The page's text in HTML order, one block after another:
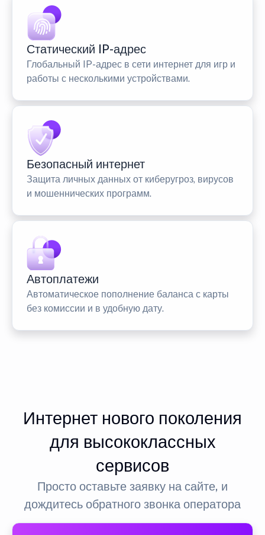
Статический IP-адрес
Глобальный IP-адрес в сети интернет для игр и
работы с несколькими устройствами.
Безопасный интернет
Защита личных данных от киберугроз, вирусов
и мошеннических программ.
Автоплатежи
Автоматическое пополнение баланса с карты
без комиссии и в удобную дату.
Интернет нового поколения
для высококлассных
сервисов
Просто оставьте заявку на сайте, и
дождитесь обратного звонка оператора